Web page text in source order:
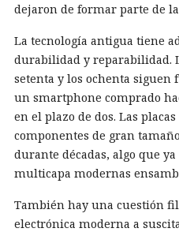
dejaron de formar parte de
La tecnología antigua tiene
durabilidad y reparabilidad.
setenta y los ochenta
un smartphone comprado
en el plazo de dos. Las
componentes de gran
durante décadas, algo que
multicapa modernas
También hay una cuestión
electrónica moderna a